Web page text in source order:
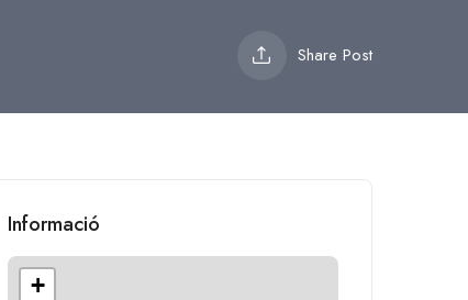
Share Post
Informació
+